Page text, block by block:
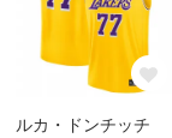
ルカ・ドンチッチ